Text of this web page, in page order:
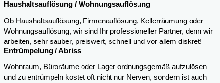
Haushaltsauflösung / Wohnungsauflösung
Ob Haushaltsauflösung, Firmenauflösung, Kellerräumung oder
Wohnungsauflösung, wir sind Ihr professioneller Partner, denn wir
arbeiten, sehr sauber, preiswert, schnell und vor allem diskret!
Entrümpelung / Abriss
Wohnraum, Büroräume oder Lager ordnungsgemäß aufzulösen
und zu entrümpeln kostet oft nicht nur Nerven, sondern ist auch